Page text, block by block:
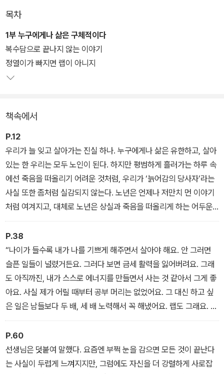
치면서도 삶의 구석구석을 보여주던 이들의 이야기는 대부분 ‘뜻밖
의’ 방향으로 흘렀지만, 그때마다 그는 알게 되었다. 이 이야기를 아주
오래전부터 기다려왔다고.
《뜻밖의 우정》은 노년 세대를 납작하게 이해하고, 편협하게 미워하
책을 읽고 나면 우리가 함께 살아가는 세계에 대한 사랑이 더욱 견고
해질 것이다.
목차
1부 누구에게나 삶은 구체적이다
복수담으로 끝나지 않는 이야기
정열이가 빠지면 랩이 아니지
책속에서
P.12
우리가 늘 잊고 살아가는 진실 하나. 누구에게나 삶은 유한하고, 살아
있는 한 우리는 모두 노인이 된다. 하지만 평범하게 흘러가는 하루 속
에선 죽음을 떠올리기 어려운 것처럼, 우리가 ‘늙어감의 당사자’라는
사실 또한 좀처럼 실감되지 않는다. 노년은 언제나 저만치 먼 이야기
처럼 여겨지고, 대체로 노년은 상실과 죽음을 떠올리게 하는 어두운
주제다. 제대로 들여다보기 전에 스스로 눈길을 거두게 되는 두려움
이다. 그러나 인터뷰로 만난 여든셋의 한 선생님이 들려준 말처럼, 노
년이 그저 죽음을 향해 가는 날들이 아니라 “나 자신으로 끝까지 살아
가는 날들”이라면, 언젠가 맞이할 나의 노년 또한 구체적으로 그려보
고 싶어졌다. 다가올 날들에 내가 헤아려본 어둠과 빛이 함께 있기를,
어둠 속에서도 헤매지 않을 손전등을 얻길 바랐다.
- <프롤로그> 중에서
P.38
“나이가 들수록 내가 나를 기쁘게 해주면서 살아야 해요. 안 그러면
슬픈 일들이 널렸거든요. 그러다 보면 금세 활력을 잃어버려요. 그래
도 아직까진, 내가 스스로 에너지를 만들면서 사는 것 같아서 그게 좋
아요. 사실 제가 어릴 때부터 공부 머리는 없었어요. 그 대신 하고 싶
은 일은 남들보다 두 배, 세 배 노력해서 꼭 해냈어요. 랩도 그래요. 여
든이 되든, 아흔이 되든 할 수 있을 때까지 끝까지 해볼 거예요. 그러
면 뭐라도 되어 있지 않겠어요?”
- <정열이가 빠지면 랩이 아니지> 중에서
P.60
선생님은 덧붙여 말했다. 요즘엔 부쩍 눈을 감으면 모든 것이 끝난다
는 사실이 두렵게 느껴지지만, 그럼에도 자신을 더 강렬하게 사로잡